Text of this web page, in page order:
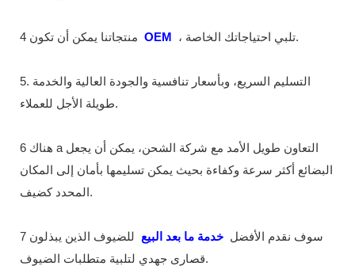
OEM ، تلبي احتياجاتك الخاصة.
5. التسليم السريع، وبأسعار تنافسية والجودة العالية والخدمة
طويلة الأجل للعملاء.
6 هناك a التعاون طويل الأمد مع شركة الشحن، يمكن أن يجعل
البضائع أكثر سرعة وكفاءة بحيث يمكن تسليمها بأمان إلى المكان
المحدد كضيف.
7 سوف نقدم الأفضل خدمة ما بعد البيع
للضيوف الذين يبذلون
قصارى جهدي لتلبية متطلبات الضيوف.